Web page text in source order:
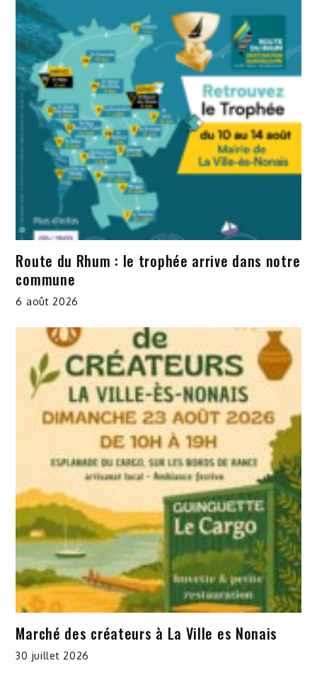
Route du Rhum : le trophée arrive dans notre
commune
6 août 2026
Marché des créateurs à La Ville es Nonais
30 juillet 2026